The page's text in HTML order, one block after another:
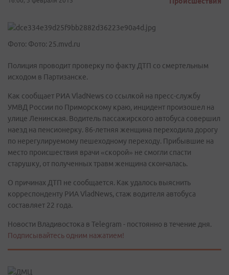
Фото: Фото: 25.mvd.ru
Полиция проводит проверку по факту ДТП со смертельным
исходом в Партизанске.
Как сообщает РИА VladNews со ссылкой на пресс-службу
УМВД России по Приморскому краю, инцидент произошел на
улице Ленинская. Водитель пассажирского автобуса совершил
наезд на пенсионерку. 86-летняя женщина переходила дорогу
по нерегулируемому пешеходному переходу. Прибывшие на
место происшествия врачи «скорой» не смогли спасти
старушку, от полученных травм женщина скончалась.
О причинах ДТП не сообщается. Как удалось выяснить
корреспонденту РИА VladNews, стаж водителя автобуса
составляет 22 года.
Новости Владивостока в Telegram - постоянно в течение дня.
Подписывайтесь одним нажатием!